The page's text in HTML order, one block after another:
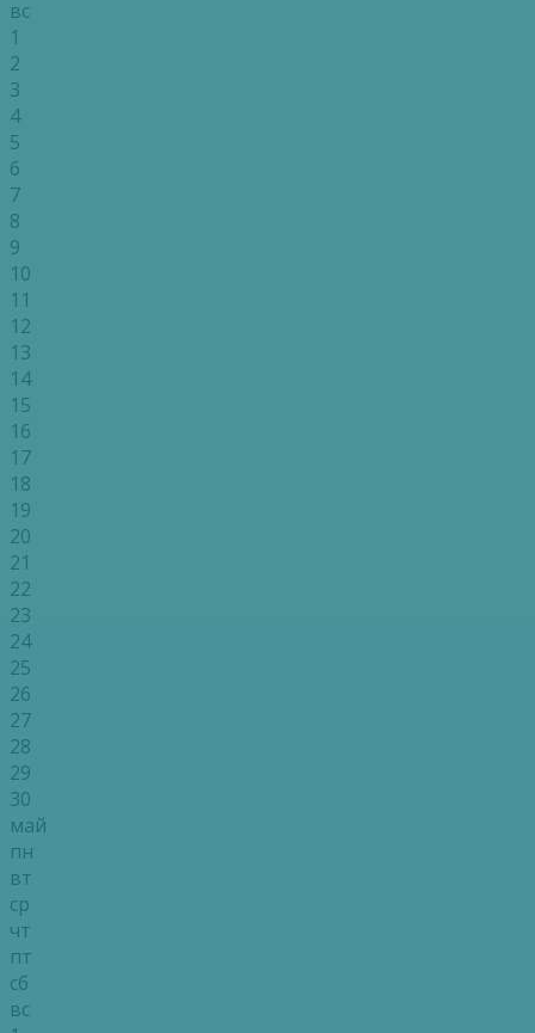
вс
1
2
3
4
5
6
7
8
9
10
11
12
13
14
15
16
17
18
19
20
21
22
23
24
25
26
27
28
29
30
май
пн
вт
ср
чт
пт
сб
вс